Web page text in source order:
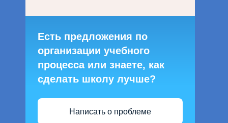
Есть предложения по
организации учебного
процесса или знаете, как
сделать школу лучше?
Написать о проблеме